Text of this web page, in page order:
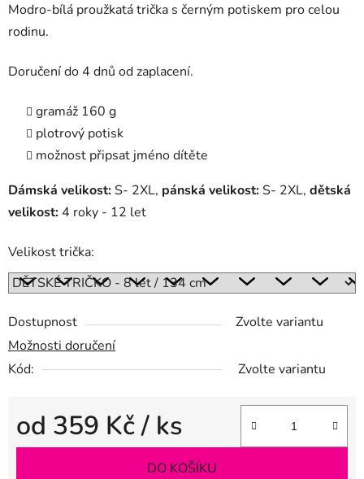
Modro-bílá proužkatá trička s černým potiskem pro celou
rodinu.
Doručení do 4 dnů od zaplacení.
gramáž 160 g
plotrový potisk
možnost připsat jméno dítěte
Dámská velikost:S- 2XL, pánská velikost:S- 2XL, dětská
velikost: 4 roky - 12 let
Velikost trička:
Dostupnost
Zvolte variantu
Možnosti doručení
Kód:
Zvolte variantu
od 359 Kč/ ks
Měrná cena:
DO KOŠÍKU